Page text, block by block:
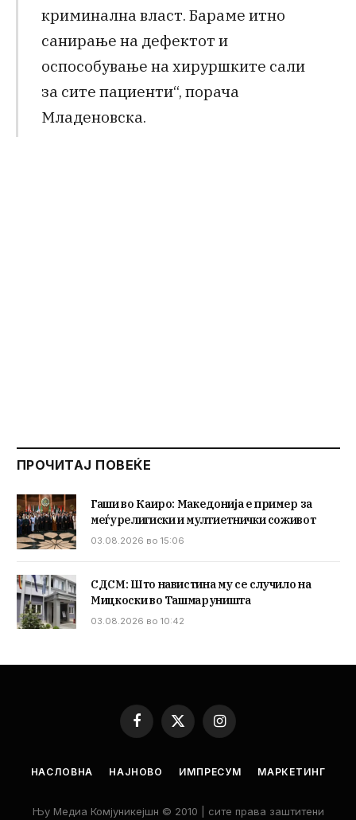
криминална власт. Бараме итно
санирање на дефектот и
оспособување на хируршките сали
за сите пациенти“, порача
Младеновска.
ПРОЧИТАЈ ПОВЕЌЕ
Гаши во Каиро: Македонија е пример за
меѓурелигиски и мултиетнички соживот
03.08.2026 во 15:06
СДСМ: Што навистина му се случило на
Мицкоски во Ташмаруништа
03.08.2026 во 10:42
Facebook
X
(Twitter)
Instagram
НАСЛОВНА НАЈНОВО ИМПРЕСУМ МАРКЕТИНГ
Њу Медиа Комјуникејшн © 2010 | сите права заштитени